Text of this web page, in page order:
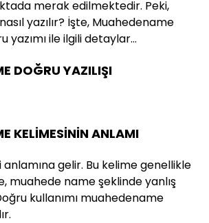
merak edilmektedir. Peki,
yazılır? İşte, Muahedename
yazımı ile ilgili detaylar…
DOĞRU YAZILIŞI
KELİMESİNİN ANLAMI
gelir. Bu kelime genellikle
muahede name şeklinde yanlış
kullanımı muahedename